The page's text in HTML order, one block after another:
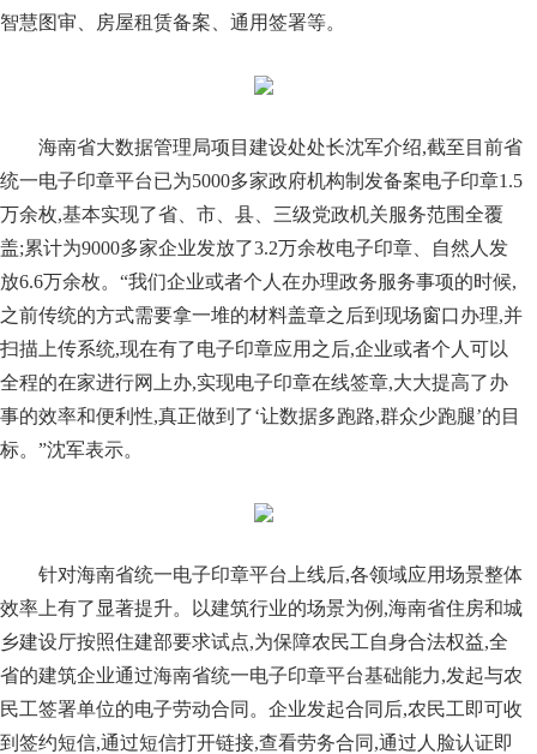
智慧图审、房屋租赁备案、通用签署等。
海南省大数据管理局项目建设处处长沈军介绍,截至目前省
统一电子印章平台已为5000多家政府机构制发备案电子印章1.5
万余枚,基本实现了省、市、县、三级党政机关服务范围全覆
盖;累计为9000多家企业发放了3.2万余枚电子印章、自然人发
放6.6万余枚。“我们企业或者个人在办理政务服务事项的时候,
之前传统的方式需要拿一堆的材料盖章之后到现场窗口办理,并
扫描上传系统,现在有了电子印章应用之后,企业或者个人可以
全程的在家进行网上办,实现电子印章在线签章,大大提高了办
事的效率和便利性,真正做到了‘让数据多跑路,群众少跑腿’的目
标。”沈军表示。
针对海南省统一电子印章平台上线后,各领域应用场景整体
效率上有了显著提升。以建筑行业的场景为例,海南省住房和城
乡建设厅按照住建部要求试点,为保障农民工自身合法权益,全
省的建筑企业通过海南省统一电子印章平台基础能力,发起与农
民工签署单位的电子劳动合同。企业发起合同后,农民工即可收
到签约短信,通过短信打开链接,查看劳务合同,通过人脸认证即